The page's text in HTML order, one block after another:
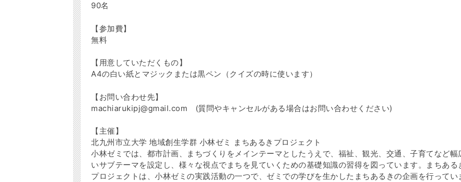
90名
【参加費】
無料
【用意していただくもの】
A4の白い紙とマジックまたは黒ペン（クイズの時に使います）
【お問い合わせ先】
machiarukipj@gmail.com (質問やキャンセルがある場合はお問い合わせください)
【主催】
北九州市立大学 地域創生学群 小林ゼミ まちあるきプロジェクト
小林ゼミでは、都市計画、まちづくりをメインテーマとしたうえで、福祉、観光、交通、子育てなど幅
いサブテーマを設定し、様々な視点でまちを見ていくための基礎知識の習得を図っています。まちある
プロジェクトは、小林ゼミの実践活動の一つで、ゼミでの学びを生かしたまちあるきの企画を行ってい